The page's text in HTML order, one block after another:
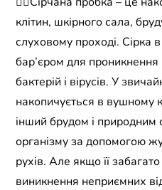
клітин, шкірного сала,
слуховому проході. Сірка
бар’єром для
бактерій і вірусів. У
накопичується в вушному
інший брудом і природним
організму за допомогою
рухів. Але якщо її
виникнення неприємних